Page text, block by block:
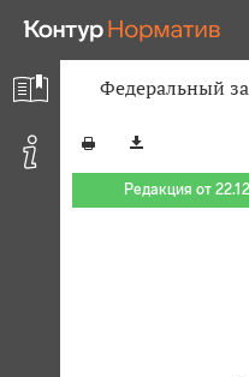
Федеральный
Редакция от